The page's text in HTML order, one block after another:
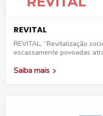
REVITAL
REVITAL, “Revitalização
escassamente povoadas
Saiba mais